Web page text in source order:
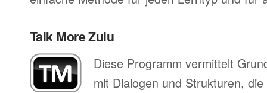
Talk More Zulu
Diese Programm vermittelt
mit Dialogen und Strukturen,